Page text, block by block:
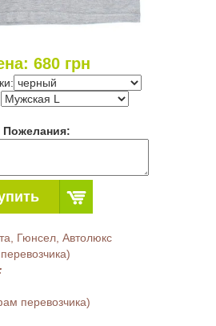
680грн
Пожелания:
Гюнсел, Автолюкс
перевозчика)